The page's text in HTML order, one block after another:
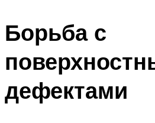
Борьба с
дефектами